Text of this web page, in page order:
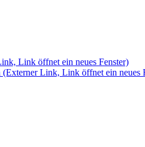
Link öffnet ein neues Fenster)
(Externer Link, Link öffnet ein neues